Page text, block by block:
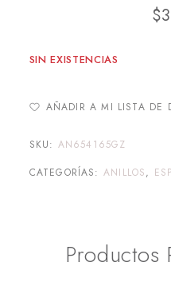
$
SIN EXISTENCIAS
AÑADIR A MI LISTA DE
SKU: AN654165GZ
CATEGORÍAS: ANILLOS,
Productos